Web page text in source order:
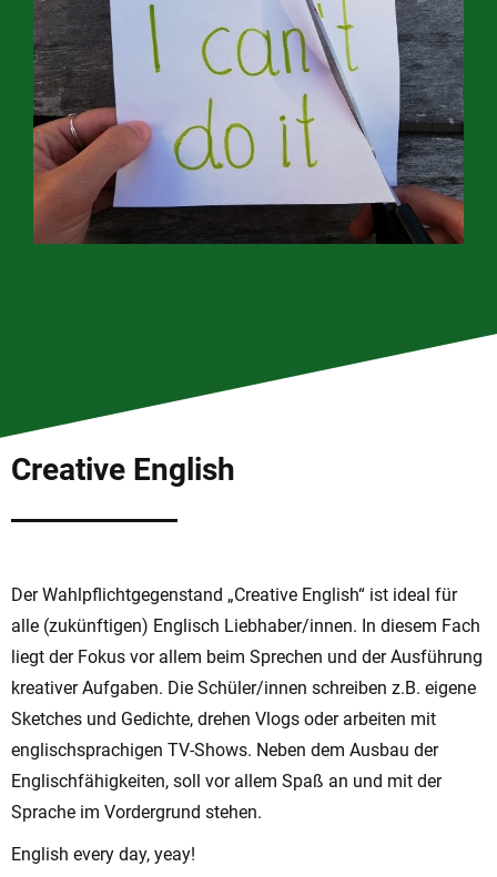
Creative English
Der Wahlpflichtgegenstand „Creative English“ ist ideal für
alle (zukünftigen) Englisch Liebhaber/innen. In diesem Fach
liegt der Fokus vor allem beim Sprechen und der Ausführung
kreativer Aufgaben. Die Schüler/innen schreiben z.B. eigene
Sketches und Gedichte, drehen Vlogs oder arbeiten mit
englischsprachigen TV-Shows. Neben dem Ausbau der
Englischfähigkeiten, soll vor allem Spaß an und mit der
Sprache im Vordergrund stehen.
English every day, yeay!